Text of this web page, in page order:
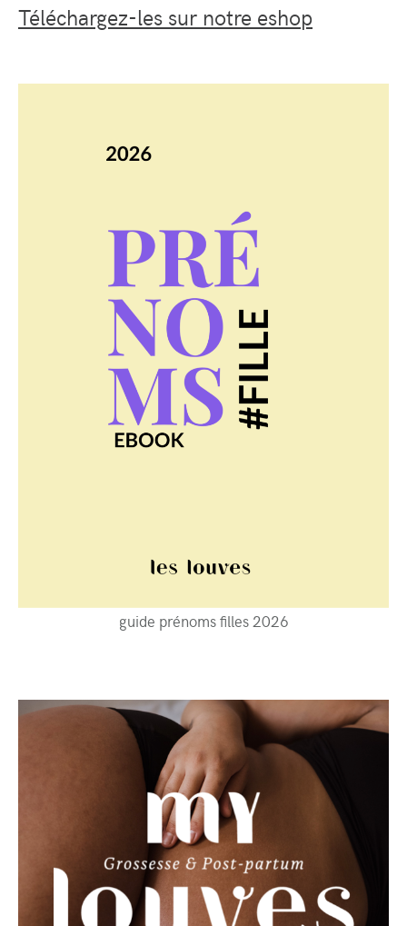
Téléchargez-les sur notre eshop
guide prénoms filles 2026